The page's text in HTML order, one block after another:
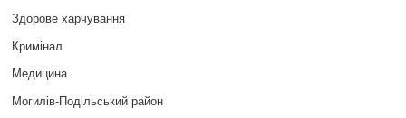
Здорове харчування
Кримінал
Медицина
Могилів-Подільський район